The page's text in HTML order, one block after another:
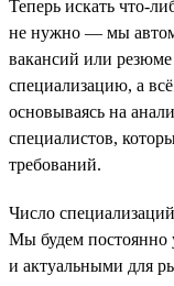
Теперь искать что-
не нужно — мы
вакансий или
специализацию, а
основываясь на
специалистов,
требований.
Число
Мы будем постоянно
и актуальными для